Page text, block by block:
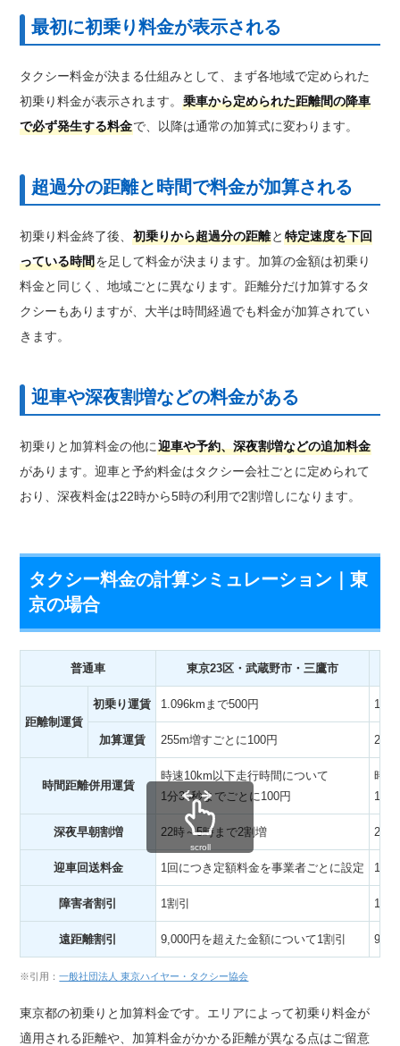
最初に初乗り料金が表示される
タクシー料金が決まる仕組みとして、まず各地域で定められた
初乗り料金が表示されます。乗車から定められた距離間の降車
で必ず発生する料金で、以降は通常の加算式に変わります。
超過分の距離と時間で料金が加算される
初乗り料金終了後、初乗りから超過分の距離と特定速度を下回
っている時間を足して料金が決まります。加算の金額は初乗り
料金と同じく、地域ごとに異なります。距離分だけ加算するタ
クシーもありますが、大半は時間経過でも料金が加算されてい
きます。
迎車や深夜割増などの料金がある
初乗りと加算料金の他に迎車や予約、深夜割増などの追加料金
があります。迎車と予約料金はタクシー会社ごとに定められて
おり、深夜料金は22時から5時の利用で2割増しになります。
タクシー料金の計算シミュレーション｜東
京の場合
普通車 東京23区・武蔵野市・三鷹市
距離制運賃
初乗り運賃 1.096kmまで500円
加算運賃 255m増すごとに100円
時間距離併用運賃
時速10km以下走行時間について
1分35秒までごとに100円
時
1分
深夜早朝割増 22時～5時まで2割増 22
迎車回送料金 1回につき定額料金を事業者ごとに設定 1回
障害者割引 1割引 1割
遠距離割引 9,000円を超えた金額について1割引
scroll
※引用：一般社団法人 東京ハイヤー・タクシー協会
東京都の初乗りと加算料金です。エリアによって初乗り料金が
適用される距離や、加算料金がかかる距離が異なる点はご留意